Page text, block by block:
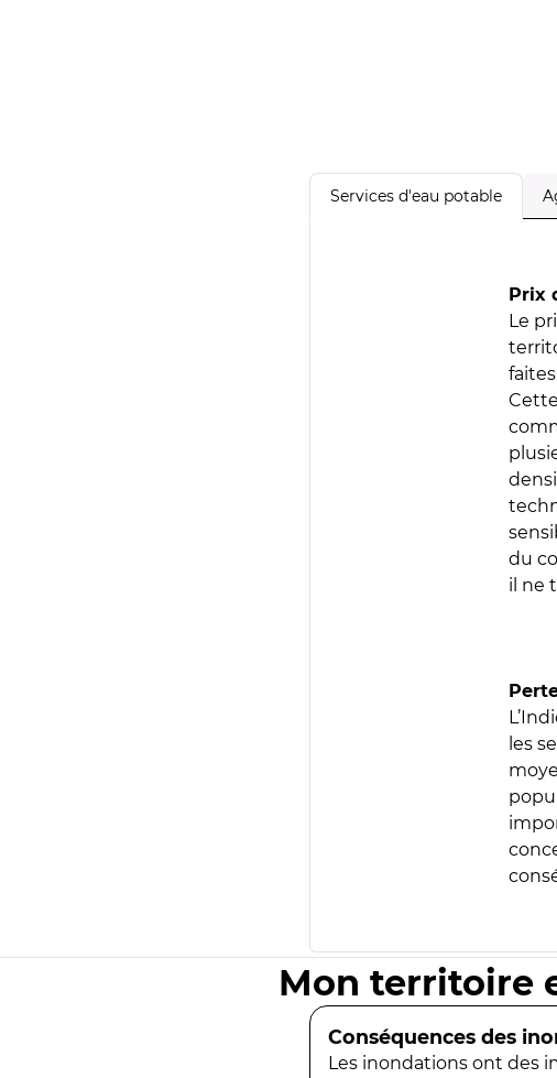
Services d'eau potable
Prix
Le
du
il ne
les
Mon territoire
Conséquences des
Les inondations ont des